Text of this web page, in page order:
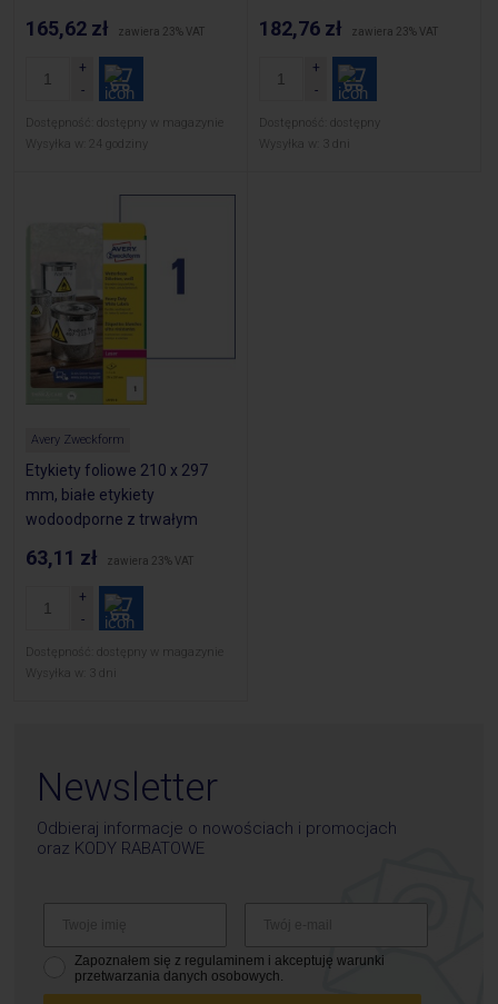
na znaki BHP, 20 ark. / op.,
Avery L4775-20
165,62 zł zawiera 23% VAT
Dostępność:
dostępny w magazynie
Wysyłka w:
24 godziny
3425
182,76 zł zawiera 23% VAT
Dostępność:
dostępny
Wysyłka w:
3 dni
Avery Zweckform
Etykiety foliowe 210 x 297
mm, białe etykiety
wodoodporne z trwałym
na znaki BHP, 8 ark. / op.,
Avery L4775-8
63,11 zł zawiera 23% VAT
Dostępność:
dostępny w magazynie
Wysyłka w:
3 dni
Newsletter
Odbieraj informacje o nowościach i promocjach
oraz KODY RABATOWE
Zapoznałem się z regulaminem i akceptuję warunki
przetwarzania danych osobowych.